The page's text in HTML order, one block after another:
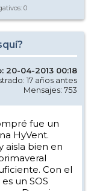
0
20-04-2013 00:18
17 años antes
Mensajes: 753
fue un
HyVent.
aisla bien en
Con el
un SOS